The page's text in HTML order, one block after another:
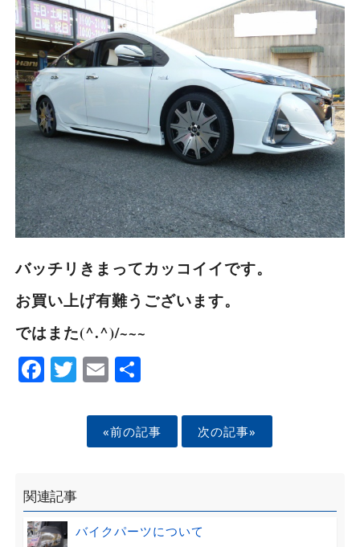
バッチリきまってカッコイイです。
お買い上げ有難うございます。
ではまた(^.^)/~~~
Facebook
Twitter
EmailShare
«前の記事 次の記事»
関連記事
バイクパーツについて